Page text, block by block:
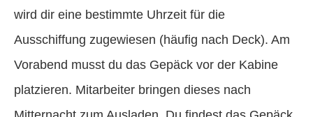
wird dir eine bestimmte Uhrzeit für die
Ausschiffung zugewiesen (häufig nach Deck). Am
Vorabend musst du das Gepäck vor der Kabine
platzieren. Mitarbeiter bringen dieses nach